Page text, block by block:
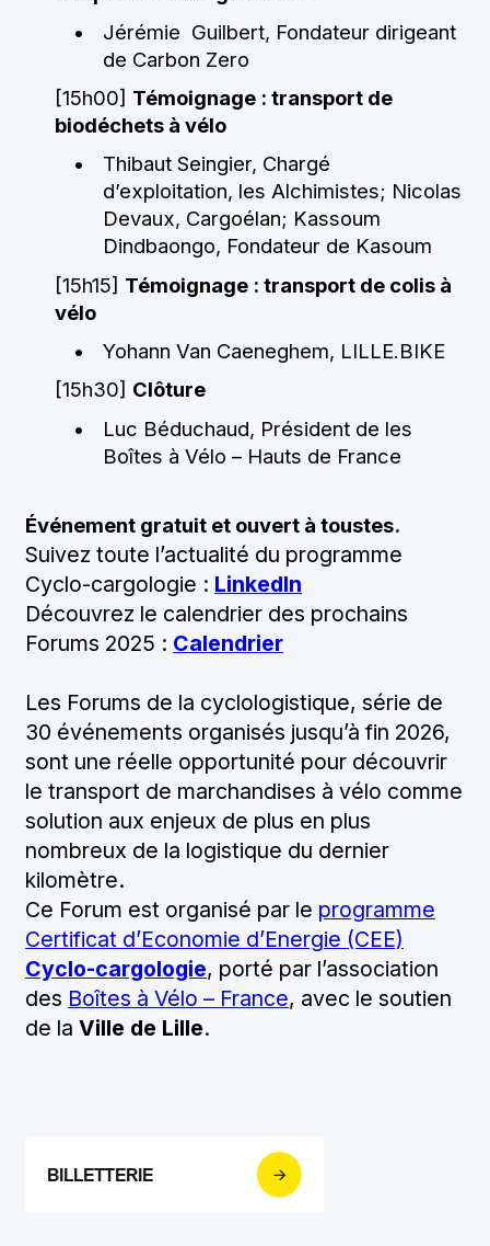
Jérémie Guilbert, Fondateur dirigeant
de Carbon Zero
[15h00] Témoignage : transport de
biodéchets à vélo
Thibaut Seingier, Chargé
d’exploitation, les Alchimistes; Nicolas
Devaux, Cargoélan; Kassoum
Dindbaongo, Fondateur de Kasoum
[15h15] Témoignage : transport de colis à
vélo
Yohann Van Caeneghem, LILLE.BIKE
[15h30] Clôture
Luc Béduchaud, Président de les
Boîtes à Vélo – Hauts de France
Événement gratuit et ouvert à toustes.
Suivez toute l’actualité du programme
Cyclo-cargologie : LinkedIn
Découvrez le calendrier des prochains
Forums 2025 : Calendrier
Les Forums de la cyclologistique, série de
30 événements organisés jusqu’à fin 2026,
sont une réelle opportunité pour découvrir
le transport de marchandises à vélo comme
solution aux enjeux de plus en plus
nombreux de la logistique du dernier
kilomètre.
Ce Forum est organisé par le programme
Certificat d’Economie d’Energie (CEE)
Cyclo-cargologie, porté par l’association
des Boîtes à Vélo – France, avec le soutien
de la Ville de Lille.
BILLETTERIE